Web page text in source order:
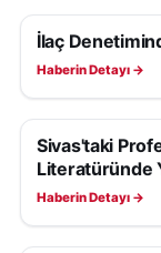
SAĞLIK
İlaç
Haberin Detayı →
SAĞLIK
Sivas'taki
Literatüründe
Haberin Detayı →